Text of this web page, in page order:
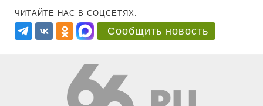
ЧИТАЙТЕ НАС В СОЦСЕТЯХ:
Сообщить новость